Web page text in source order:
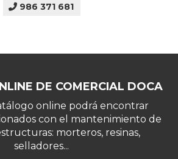
986 371 681
DE COMERCIAL DOCA
online podrá encontrar
con el mantenimiento de
morteros, resinas,
selladores...